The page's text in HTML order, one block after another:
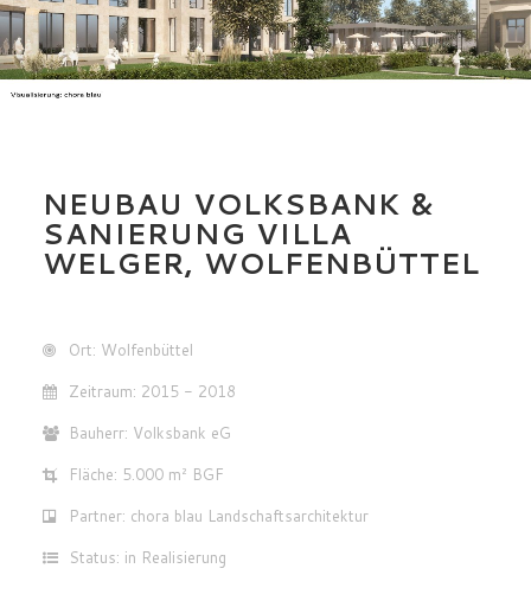
NEUBAU VOLKSBANK &
SANIERUNG VILLA
WELGER, WOLFENBÜTTEL
Ort: Wolfenbüttel
Zeitraum: 2015 - 2018
Bauherr: Volksbank eG
Fläche: 5.000 m² BGF
Partner: chora blau Landschaftsarchitektur
Status: in Realisierung